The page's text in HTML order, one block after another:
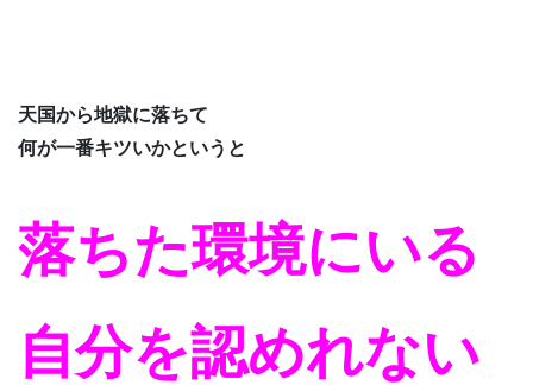
天国から地獄に落ちて
何が一番キツいかというと
落ちた環境にいる
自分を認めれない